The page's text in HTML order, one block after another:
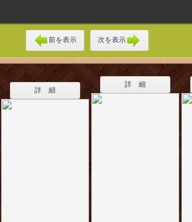
前を表示 次を表示
詳 細
詳 細